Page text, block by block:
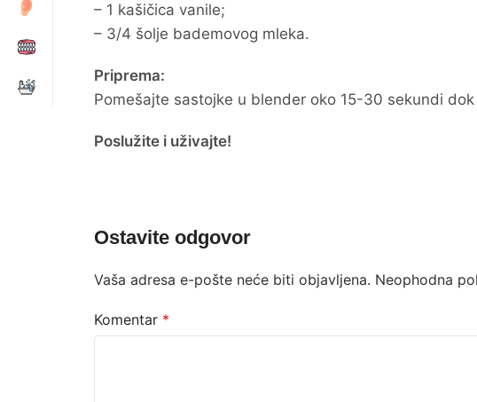
– 1 kašičica vanile;
– 3/4 šolje bademovog mleka.
Priprema:
Pomešajte sastojke u blender oko 15-30 sekundi
Poslužite i uživajte!
Ostavite odgovor
Vaša adresa e-pošte neće biti objavljena. Neophodna
Komentar *